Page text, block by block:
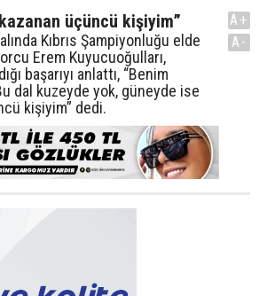
üçüncü kişiyim”
Kıbrıs Şampiyonluğu elde
Erem Kuyucuoğulları,
başarıyı anlattı, “Benim
dal kuzeyde yok, güneyde ise
kişiyim” dedi.
A+
A-